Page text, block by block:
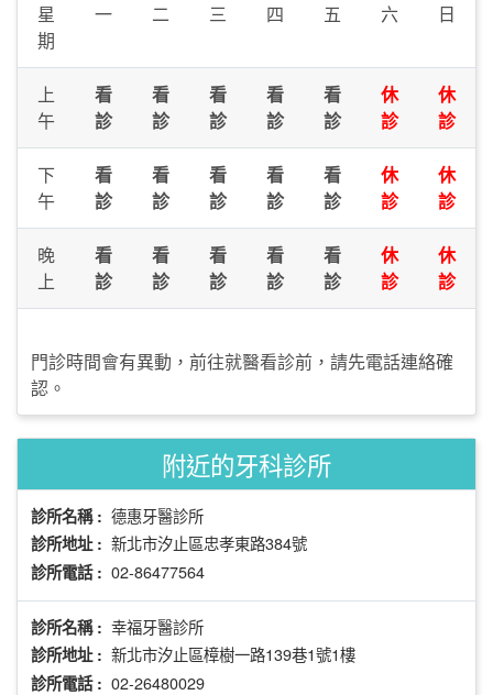
星
期
一 二 三 四 五 六 日
上
午
看
診
看
診
看
診
看
診
看
診
休
診
休
診
下
午
看
診
看
診
看
診
看
診
看
診
休
診
休
診
晚
上
看
診
看
診
看
診
看
診
看
診
休
診
休
診
門診時間會有異動，前往就醫看診前，請先電話連絡確
認。
附近的牙科診所
診所名稱 : 德惠牙醫診所
診所地址 : 新北市汐止區忠孝東路384號
診所電話 : 02-86477564
診所名稱 : 幸福牙醫診所
診所地址 : 新北市汐止區樟樹一路139巷1號1樓
診所電話 : 02-26480029